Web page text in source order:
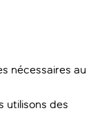
nécessaires au
utilisons des